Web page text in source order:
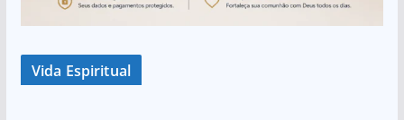
Vida Espiritual